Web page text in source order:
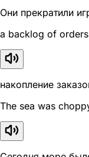
Они прекратили
a backlog of
накопление
The sea was